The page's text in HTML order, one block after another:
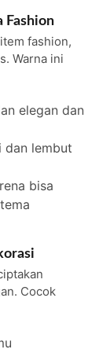
Fashion
fashion,
Warna ini
elegan dan
dan lembut
bisa
Cocok